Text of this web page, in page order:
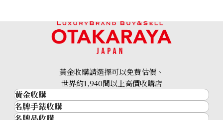
黃金收購請選擇可以免費估價、
世界約1,940間以上高價收購店
黃金收購
黃金･金條
名牌手錶收購